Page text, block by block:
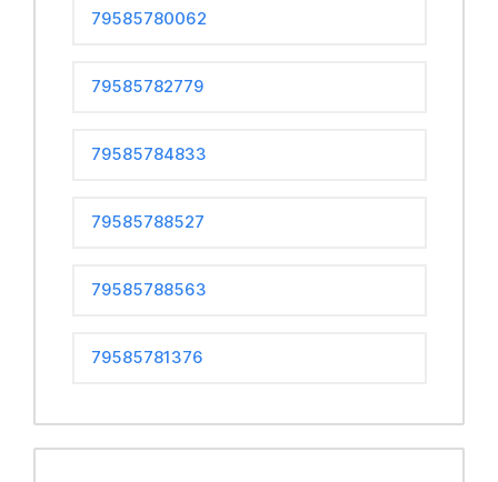
79585780062
79585782779
79585784833
79585788527
79585788563
79585781376